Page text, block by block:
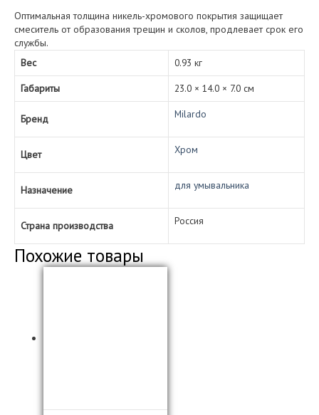
Оптимальная толщина никель-хромового покрытия защищает
смеситель от образования трещин и сколов, продлевает срок его
службы.
Вес
0.93 кг
Габариты
23.0 × 14.0 × 7.0 см
Бренд Milardo
Цвет Хром
Назначение для умывальника
Страна производства Россия
Похожие товары